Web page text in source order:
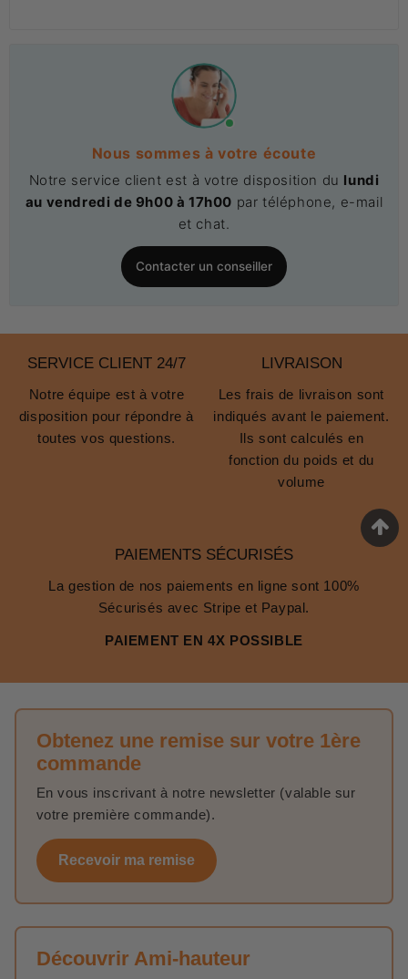
Nous sommes à votre écoute
Notre service client est à votre disposition du lundi
au vendredi de 9h00 à 17h00 par téléphone, e-mail
et chat.
Contacter un conseiller
SERVICE CLIENT 24/7
Notre équipe est à votre
disposition pour répondre à
toutes vos questions.
LIVRAISON
Les frais de livraison sont
indiqués avant le paiement.
Ils sont calculés en
fonction du poids et du
volume
PAIEMENTS SÉCURISÉS
La gestion de nos paiements en ligne sont 100%
Sécurisés avec Stripe et Paypal.
PAIEMENT EN 4X POSSIBLE
Obtenez une remise sur votre 1ère
commande
En vous inscrivant à notre newsletter (valable sur
votre première commande).
Recevoir ma remise
Découvrir Ami-hauteur